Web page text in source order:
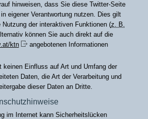
hinweisen, dass Sie diese Twitter-Seite
eigener Verantwortung nutzen. Dies gilt
Nutzung der interaktiven Funktionen (z. B.
können Sie auch direkt auf die
ktn
angebotenen Informationen
keinen Einfluss auf Art und Umfang der
Daten, die Art der Verarbeitung und
dieser Daten an Dritte.
im Internet kann Sicherheitslücken